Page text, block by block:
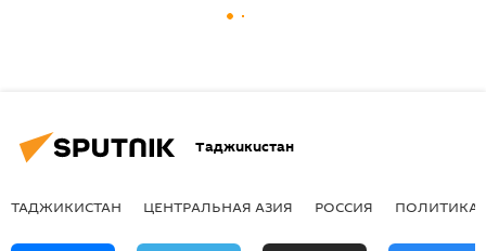
Таджикистан
ТАДЖИКИСТАН ЦЕНТРАЛЬНАЯ АЗИЯ РОССИЯ ПОЛИТИКА